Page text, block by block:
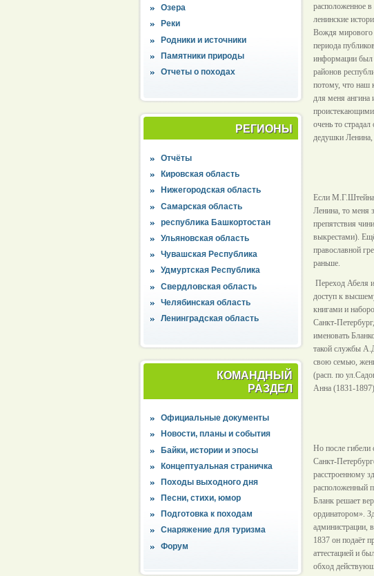
Озера
Реки
Родники и источники
Памятники природы
Отчеты о походах
РЕГИОНЫ
Отчёты
Кировская область
Нижегородская область
Самарская область
республика Башкортостан
Ульяновская область
Чувашская Республика
Удмуртская Республика
Свердловская область
Челябинская область
Ленинградская область
КОМАНДНЫЙ
РАЗДЕЛ
Официальные документы
Новости, планы и события
Байки, истории и эпосы
Концептуальная страничка
Походы выходного дня
Песни, стихи, юмор
Подготовка к походам
Снаряжение для туризма
Форум
расположенное
ленинские
Вождя мирового
периода
информации был
районов
потому, что наш
для меня ангина
очень то
дедушки Ленина,
Если М.Г.Штейна
Ленина, то меня
препятствия
выкрестами).
православной
раньше.
Переход Абеля
доступ к
книгами и
Санкт-
именовать
такой службы
свою семью,
(расп. по
Анна (1831-
Но после гибели
Санкт-
расстроенному
расположенный
Бланк решает
ординатором».
администрации,
1837 он подаёт
аттестацией и
обход